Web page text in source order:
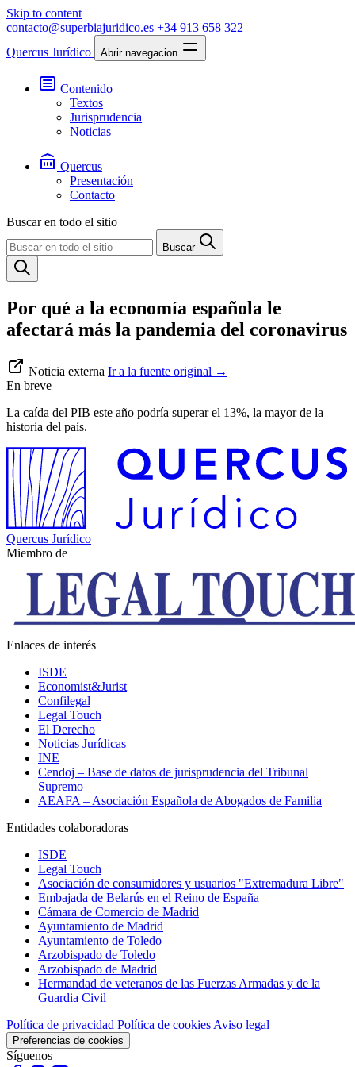
Skip to content
contacto@superbiajuridico.es +34 913 658 322
Quercus Jurídico
Abrir navegacion
Contenido
Textos
Jurisprudencia
Noticias
Quercus
Presentación
Contacto
Buscar en todo el sitio
Buscar
Por qué a la economía española le
afectará más la pandemia del coronavirus
Noticia externa Ir a la fuente original →
En breve
La caída del PIB este año podría superar el 13%, la mayor de la
historia del país.
Quercus Jurídico
Miembro de
Enlaces de interés
ISDE
Economist&Jurist
Confilegal
Legal Touch
El Derecho
Noticias Jurídicas
INE
Cendoj – Base de datos de jurisprudencia del Tribunal
Supremo
AEAFA – Asociación Española de Abogados de Familia
Entidades colaboradoras
ISDE
Legal Touch
Asociación de consumidores y usuarios "Extremadura Libre"
Embajada de Belarús en el Reino de España
Cámara de Comercio de Madrid
Ayuntamiento de Madrid
Ayuntamiento de Toledo
Arzobispado de Toledo
Arzobispado de Madrid
Hermandad de veteranos de las Fuerzas Armadas y de la
Guardia Civil
Política de privacidad Política de cookies Aviso legal
Preferencias de cookies
Síguenos